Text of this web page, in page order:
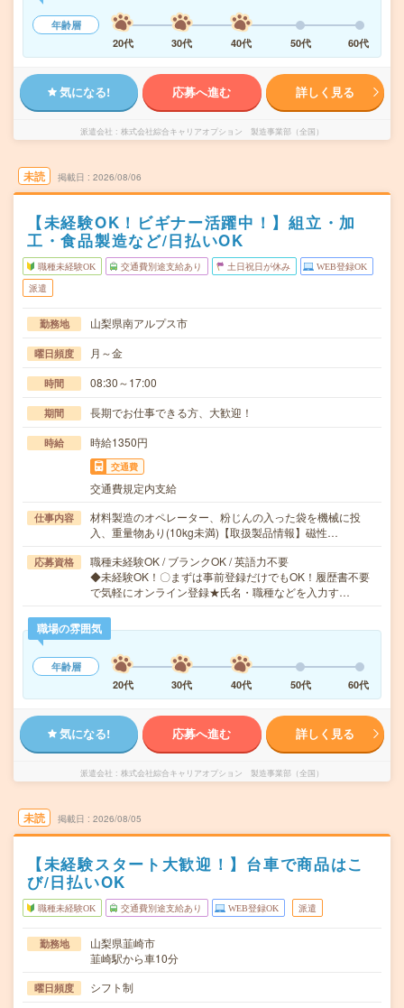
年齢層
20代
30代 40代 50代 60代
気になる! 応募へ進む 詳しく見る
派遣会社 株式会社綜合キャリアオプション 製造事業部（全国）
未読 掲載日 2026/08/06
【未経験OK！ビギナー活躍中！】組立・加
工・食品製造など/日払いOK
職種未経験OK 交通費別途支給あり 土日祝日が休み WEB登録OK
派遣
勤務地 山梨県南アルプス市
曜日頻度 月～金
時間 08:30～17:00
期間 長期でお仕事できる方、大歓迎！
時給 時給1350円
交通費
交通費規定内支給
仕事内容
材料製造のオペレーター、粉じんの入った袋を機械に投
入、重量物あり(10kg未満)【取扱製品情報】磁性…
応募資格
職種未経験OK / ブランクOK / 英語力不要
◆未経験OK！〇まずは事前登録だけでもOK！履歴書不要
で気軽にオンライン登録★氏名・職種などを入力す…
職場の雰囲気
年齢層
20代
30代 40代 50代 60代
気になる! 応募へ進む 詳しく見る
派遣会社 株式会社綜合キャリアオプション 製造事業部（全国）
未読 掲載日 2026/08/05
【未経験スタート大歓迎！】台車で商品はこ
び/日払いOK
職種未経験OK 交通費別途支給あり WEB登録OK 派遣
勤務地
山梨県韮崎市
韮崎駅から車10分
曜日頻度 シフト制